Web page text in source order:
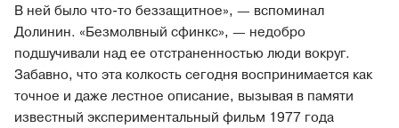
В ней было что-то беззащитное», — вспоминал
Долинин. «Безмолвный сфинкс», — недобро
подшучивали над ее отстраненностью люди вокруг.
Забавно, что эта колкость сегодня воспринимается как
точное и даже лестное описание, вызывая в памяти
известный экспериментальный фильм 1977 года